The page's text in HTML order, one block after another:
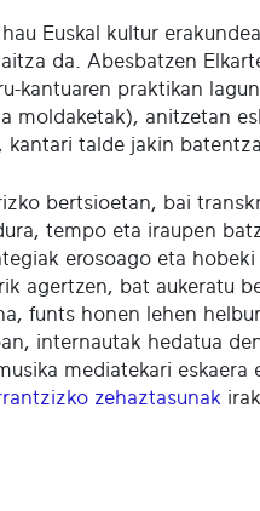
Euskal kultur
da. Abesbatzen
kantuaren praktikan
moldaketak), anitzetan
kantari talde jakin
bertsioetan, bai
tempo eta iraupen
erosoago eta
agertzen, bat aukeratu
funts honen lehen
internautak hedatua
mediatekari
zehaztasunak